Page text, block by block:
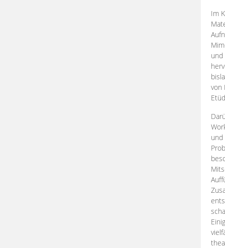
Im
und
von
und